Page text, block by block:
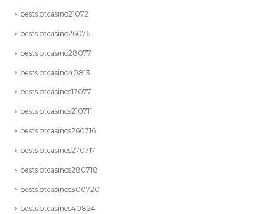
bestslotcasino21072
bestslotcasino26076
bestslotcasino28077
bestslotcasino40813
bestslotcasinos17077
bestslotcasinos210711
bestslotcasinos260716
bestslotcasinos270717
bestslotcasinos280718
bestslotcasinos300720
bestslotcasinos40824